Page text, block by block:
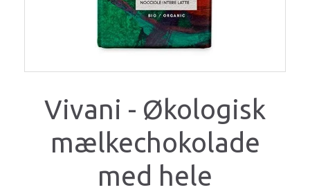
Vivani - Økologisk
mælkechokolade
med hele